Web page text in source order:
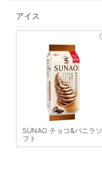
アイス
SUNAO チョコ&バニラソ
フト